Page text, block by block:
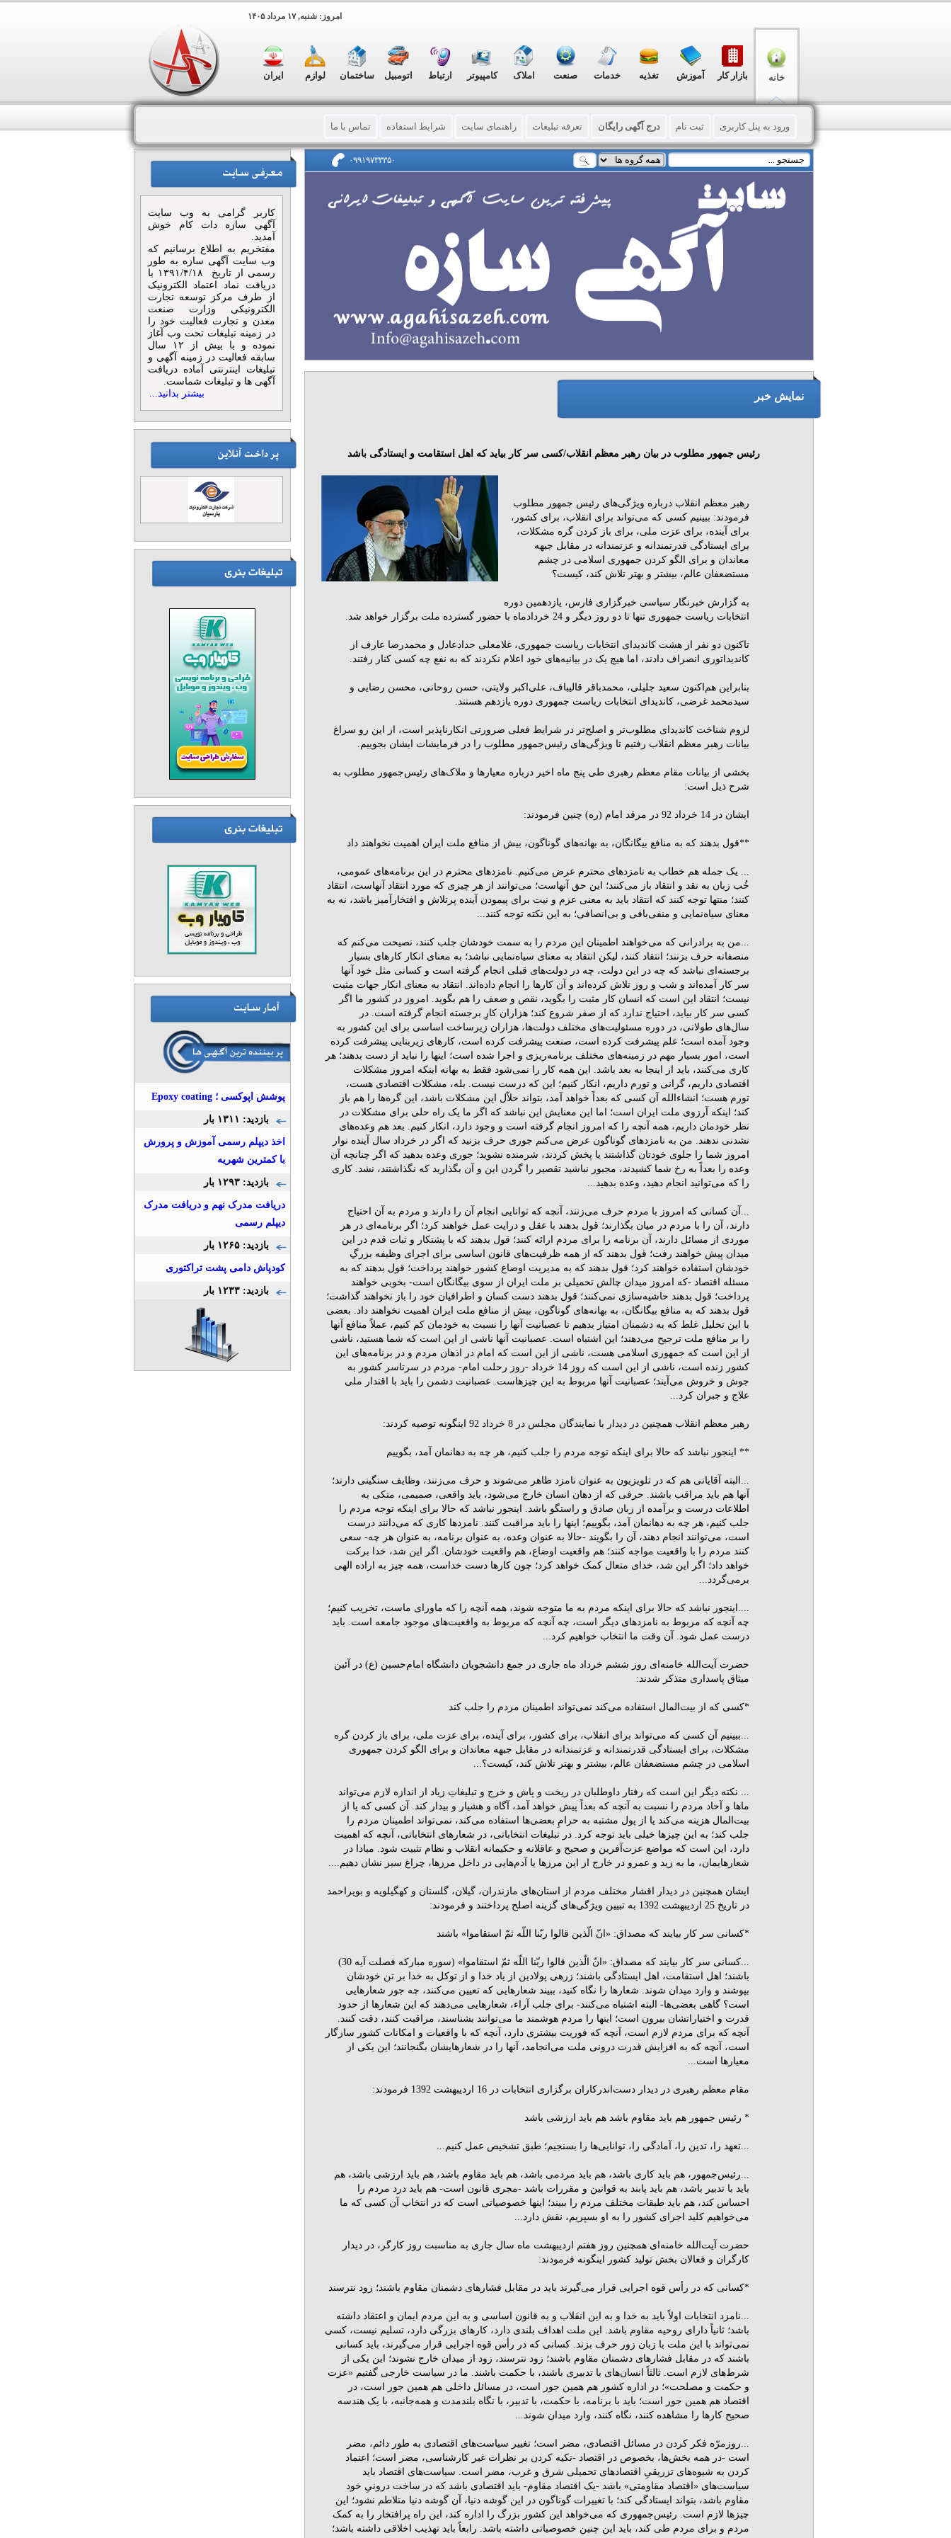
امروز: شنبه, ۱۷ مرداد ۱۴۰۵
خانه بازار کار آموزش تغذیه خدمات صنعت املاک کامپیوتر ارتباط اتومبیل ساختمان لوازم ایران
ورود به پنل کاربری ثبت نام درج آگهی رایگان تعرفه تبلیغات راهنمای سایت شرایط استفاده تماس با ما
۰۹۹۱۹۷۳۳۳۵۰
نمایش خبر
رئیس جمهور مطلوب در بیان رهبر معظم انقلاب/کسی سر کار بیاید که اهل استقامت و ایستادگی باشد
رهبر معظم انقلاب درباره ویژگی‌های رئیس ‌جمهور مطلوب
فرمودند: ببینیم کسى که می‌تواند براى انقلاب، براى کشور،
براى آینده، براى عزت ملى، براى باز کردن گره مشکلات،
براى ایستادگى قدرتمندانه و عزتمندانه در مقابل جبهه
معاندان و براى الگو کردن جمهورى اسلامى در چشم
مستضعفان عالم، بیشتر و بهتر تلاش کند، کیست؟
به گزارش خبرنگار سیاسی خبرگزاری فارس، یازدهمین دوره
انتخابات ریاست جمهوری تنها تا دو روز دیگر و 24 خردادماه با حضور گسترده ملت برگزار خواهد شد.
تاکنون دو نفر از هشت کاندیدای انتخابات ریاست جمهوری، غلامعلی حدادعادل و محمدرضا عارف از
کاندیداتوری انصراف دادند، اما هیچ یک در بیانیه‌های خود اعلام نکردند که به نفع چه کسی کنار رفتند.
بنابراین هم‌اکنون سعید جلیلی، محمدباقر قالیباف، علی‌اکبر ولایتی، حسن روحانی، محسن رضایی و
سیدمحمد غرضی، کاندیدای انتخابات ریاست جمهوری دوره یازدهم هستند.
لزوم شناخت کاندیدای مطلوب‌تر و اصلح‌تر در شرایط فعلی ضرورتی انکارناپذیر است، از این رو سراغ
بیانات رهبر معظم انقلاب رفتیم تا ویژگی‌های رئیس‌جمهور مطلوب را در فرمایشات ایشان بجوییم.
بخشی از بیانات مقام معظم رهبری طی پنج ماه اخیر درباره معیارها و ملاک‌های رئیس‌جمهور مطلوب به
شرح ذیل است:
ایشان در 14 خرداد 92 در مرقد امام (ره) چنین فرمودند:
**قول بدهند که به منافع بیگانگان، به بهانه‌هاى گوناگون، بیش از منافع ملت ایران اهمیت نخواهند داد
... یک جمله هم خطاب به نامزدهاى محترم عرض می‌کنیم. نامزدهاى محترم در این برنامه‌هاى عمومى،
خُب زبان به نقد و انتقاد باز می‌کنند؛ این حق آنهاست؛ می‌توانند از هر چیزى که مورد انتقاد آنهاست، انتقاد
کنند؛ منتها توجه کنند که انتقاد باید به معنى عزم و نیت براى پیمودن آینده پرتلاش و افتخارآمیز باشد، نه به
معناى سیاه‌نمایى و منفى‌بافى و بى‌انصافى؛ به این نکته توجه کنند...
...من به برادرانى که می‌خواهند اطمینان این مردم را به سمت خودشان جلب کنند، نصیحت می‌کنم که
منصفانه حرف بزنند؛ انتقاد کنند، لیکن انتقاد به معناى سیاه‌نمایی نباشد؛ به معناى انکار کارهاى بسیار
برجسته‌اى نباشد که چه در این دولت، چه در دولت‌هاى قبلى انجام گرفته است و کسانى مثل خود آنها
سر کار آمده‌اند و شب و روز تلاش کرده‌اند و آن کارها را انجام داده‌اند. انتقاد به معناى انکار جهات مثبت
نیست؛ انتقاد این است که انسان کار مثبت را بگوید، نقص و ضعف را هم بگوید. امروز در کشور ما اگر
کسى سر کار بیاید، احتیاج ندارد که از صفر شروع کند؛ هزاران کارِ برجسته انجام گرفته است. در
سال‌هاى طولانى، در دوره مسئولیت‌هاى مختلف دولت‌ها، هزاران زیرساخت اساسى براى این کشور به
وجود آمده است؛ علم پیشرفت کرده است، صنعت پیشرفت کرده است، کارهاى زیربنایى پیشرفت کرده
است، امور بسیار مهم در زمینه‌هاى مختلف برنامه‌ریزى و اجرا شده است؛ اینها را نباید از دست بدهند؛ هر
کارى می‌کنند، باید از اینجا به بعد باشد. این همه کار را نمی‌شود فقط به بهانه اینکه امروز مشکلات
اقتصادى داریم، گرانى و تورم داریم، انکار کنیم؛ این که درست نیست. بله، مشکلات اقتصادى هست،
تورم هست؛ انشاءالله آن کسى که بعداً خواهد آمد، بتواند حلاّل این مشکلات باشد، این گره‌ها را هم باز
کند؛ اینکه آرزوى ملت ایران است؛ اما این معنایش این نباشد که اگر ما یک راه حلى براى مشکلات در
نظر خودمان داریم، همه آنچه را که امروز انجام گرفته است و وجود دارد، انکار کنیم. بعد هم وعده‌هاى
نشدنى ندهند. من به نامزدهاى گوناگون عرض می‌کنم جورى حرف بزنید که اگر در خرداد سال آینده نوار
امروز شما را جلوى خودتان گذاشتند یا پخش کردند، شرمنده نشوید؛ جورى وعده بدهید که اگر چنانچه آن
وعده را بعداً به رخ شما کشیدند، مجبور نباشید تقصیر را گردن این و آن بگذارید که نگذاشتند، نشد. کارى
را که می‌توانید انجام دهید، وعده بدهید...
...آن کسانى که امروز با مردم حرف می‌زنند، آنچه که توانایی انجام آن را دارند و مردم به آن احتیاج
دارند، آن را با مردم در میان بگذارند؛ قول بدهند با عقل و درایت عمل خواهند کرد؛ اگر برنامه‌اى در هر
موردى از مسائل دارند، آن برنامه را براى مردم ارائه کنند؛ قول بدهند که با پشتکار و ثبات قدم در این
میدان پیش خواهند رفت؛ قول بدهند که از همه ظرفیت‌هاى قانون اساسى براى اجراى وظیفه بزرگِ
خودشان استفاده خواهند کرد؛ قول بدهند که به مدیریت اوضاع کشور خواهند پرداخت؛ قول بدهند که به
مسئله اقتصاد -که امروز میدان چالش تحمیلى بر ملت ایران از سوى بیگانگان است- بخوبى خواهند
پرداخت؛ قول بدهند حاشیه‌سازى نمی‌کنند؛ قول بدهند دست کسان و اطرافیان خود را باز نخواهند گذاشت؛
قول بدهند که به منافع بیگانگان، به بهانه‌هاى گوناگون، بیش از منافع ملت ایران اهمیت نخواهند داد. بعضى
با این تحلیل غلط که به دشمنان امتیاز بدهیم تا عصبانیت آنها را نسبت به خودمان کم کنیم، عملاً منافع آنها
را بر منافع ملت ترجیح می‌دهند؛ این اشتباه است. عصبانیت آنها ناشى از این است که شما هستید، ناشى
از این است که جمهورى اسلامى هست، ناشى از این است که امام در اذهان مردم و در برنامه‌هاى این
کشور زنده است، ناشى از این است که روز 14 خرداد -روز رحلت امام- مردم در سرتاسر کشور به
جوش و خروش مى‌آیند؛ عصبانیت آنها مربوط به این چیزهاست. عصبانیت دشمن را باید با اقتدار ملى
علاج و جبران کرد...
رهبر معظم انقلاب همچنین در دیدار با نمایندگان مجلس در 8 خرداد 92 اینگونه توصیه کردند:
** اینجور نباشد که حالا برای اینکه توجه مردم را جلب کنیم، هر چه به دهانمان آمد، بگوییم
...البته آقایانی هم که در تلویزیون به عنوان نامزد ظاهر می‌شوند و حرف می‌زنند، وظایف سنگینی دارند؛
آنها هم باید مراقب باشند. حرفی که از دهان انسان خارج می‌شود، باید واقعی، صمیمی، متکی به
اطلاعات درست و برآمده از زبان صادق و راستگو باشد. اینجور نباشد که حالا برای اینکه توجه مردم را
جلب کنیم، هر چه به دهانمان آمد، بگوییم؛ اینها را باید مراقبت کنند. نامزدها کاری که می‌دانند درست
است، می‌توانند انجام دهند، آن را بگویند -حالا به عنوان وعده، به عنوان برنامه، به عنوان هر چه- سعی
کنند مردم را با واقعیت مواجه کنند؛ هم واقعیت اوضاع، هم واقعیت خودشان. اگر این شد، خدا برکت
خواهد داد؛ اگر این شد، خدای متعال کمک خواهد کرد؛ چون کارها دست خداست، همه چیز به اراده الهی
برمی‌گردد...
....اینجور نباشد که حالا برای اینکه مردم به ما متوجه شوند، همه آنچه را که ماورای ماست، تخریب کنیم؛
چه آنچه که مربوط به نامزدهای دیگر است، چه آنچه که مربوط به واقعیت‌های موجود جامعه است. باید
درست عمل شود. آن وقت ما انتخاب خواهیم کرد...
حضرت آیت‌الله خامنه‌ای روز ششم خرداد ماه جاری در جمع دانشجویان دانشگاه امام‌حسین (ع) در آئین
میثاق پاسداری متذکر شدند:
*کسى که از بیت‌المال استفاده می‌کند نمی‌تواند اطمینان مردم را جلب کند
...ببینیم آن کسى که می‌تواند براى انقلاب، براى کشور، براى آینده، براى عزت ملى، براى باز کردن گره
مشکلات، براى ایستادگى قدرتمندانه و عزتمندانه در مقابل جبهه معاندان و براى الگو کردن جمهورى
اسلامى در چشم مستضعفان عالم، بیشتر و بهتر تلاش کند، کیست؟...
... نکته دیگر این است که رفتار داوطلبان در ریخت و پاش و خرج و تبلیغاتِ زیاد از اندازه لازم می‌تواند
ماها و آحاد مردم را نسبت به آنچه که بعداً پیش خواهد آمد، آگاه و هشیار و بیدار کند. آن کسى که یا از
بیت‌المال هزینه می‌کند یا از پول مشتبه به حرامِ بعضى‌ها استفاده می‌کند، نمی‌تواند اطمینان مردم را
جلب کند؛ به این چیزها خیلى باید توجه کرد. در تبلیغات انتخاباتى، در شعارهاى انتخاباتى، آنچه که اهمیت
دارد، این است که مواضع عزت‌آفرین و صحیح و عاقلانه و حکیمانه انقلاب و نظام تثبیت شود. مبادا در
شعارهایمان، ما به زید و عمرو در خارج از این مرزها یا آدم‌هایی در داخل مرزها، چراغ سبز نشان دهیم....
ایشان همچنین در دیدار اقشار مختلف مردم‌ از استان‌های مازندران، گیلان، گلستان و کهگیلویه و بویراحمد
در تاریخ 25 اردیبهشت 1392 به تبیین ویژگی‌های گزینه اصلح پرداختند و فرمودند:
*کسانى سر کار بیایند که مصداق: «انّ الّذین قالوا ربّنا اللّه ثمّ استقاموا» باشند
...کسانى سر کار بیایند که مصداق: «انّ الّذین قالوا ربّنا اللّه ثمّ استقاموا» (سوره مبارکه فصلت آیه 30)
باشند؛ اهل استقامت، اهل ایستادگى باشند؛ زرهى پولادین از یاد خدا و از توکل به خدا بر تن خودشان
بپوشند و وارد میدان شوند. شعارها را نگاه کنید، ببیند شعارهایى که تعیین می‌کنند، چه جور شعارهایى
است؟ گاهى بعضى‌ها- البته اشتباه می‌کنند- براى جلب آراء، شعارهایى می‌دهند که این شعارها از حدود
قدرت و اختیاراتشان بیرون است؛ اینها را مردم هوشمند ما می‌توانند بشناسند، مراقبت کنند، دقت کنند.
آنچه که براى مردم لازم است، آنچه که فوریت بیشترى دارد، آنچه که با واقعیات و امکانات کشور سازگار
است، آنچه که به افزایش قدرت درونى ملت مى‌انجامد، آنها را در شعارهایشان بگنجانند؛ این یکى از
معیارها است...
مقام معظم رهبری در دیدار دست‌اندرکاران برگزارى انتخابات در 16 اردیبهشت 1392 فرمودند:
* رئیس‌ جمهور هم باید مقاوم باشد هم باید ارزشی باشد
...تعهد را، تدین را، آمادگى را، توانایى‌ها را بسنجیم؛ طبق تشخیص عمل کنیم...
...رئیس‌جمهور، هم باید کارى باشد، هم باید مردمى باشد، هم باید مقاوم باشد، هم باید ارزشى باشد، هم
باید با تدبیر باشد، هم باید پابند به قوانین و مقررات باشد -مجرى قانون است- هم باید درد مردم را
احساس کند، هم باید طبقات مختلف مردم را ببیند؛ اینها خصوصیاتى است که در انتخاب آن کسى که ما
می‌خواهیم کلید اجرای کشور را به او بسپریم، نقش دارد...
حضرت آیت‌الله خامنه‌ای همچنین روز هفتم اردیبهشت ماه سال جاری به مناسبت روز کارگر، در دیدار
کارگران و فعالان بخش تولید کشور اینگونه فرمودند:
*کسانى که در رأس قوه اجرایی قرار می‌گیرند باید در مقابل فشارهاى دشمنان مقاوم باشند؛ زود نترسند
...نامزد انتخابات اولاً باید به خدا و به این انقلاب و به قانون اساسى و به این مردم ایمان و اعتقاد داشته
باشد؛ ثانیاً داراى روحیه مقاوم باشد. این ملت اهداف بلندى دارد، کارهاى بزرگى دارد، تسلیم نیست، کسى
نمی‌تواند با این ملت با زبان زور حرف بزند. کسانى که در رأس قوه اجرایی قرار می‌گیرند، باید کسانى
باشند که در مقابل فشارهاى دشمنان مقاوم باشند؛ زود نترسند، زود از میدان خارج نشوند؛ این یکى از
شرط‌هاى لازم است. ثالثاً انسان‌هاى با تدبیرى باشند، با حکمت باشند. ما در سیاست خارجى گفتیم «عزت
و حکمت و مصلحت»؛ در اداره کشور هم همین جور است، در مسائل داخلى هم همین جور است، در
اقتصاد هم همین جور است؛ باید با برنامه، با حکمت، با تدبیر، با نگاه بلندمدت و همه‌جانبه، با یک هندسه
صحیح کارها را مشاهده کنند، نگاه کنند، وارد میدان شوند...
...روزمرّه فکر کردن در مسائل اقتصادى، مضر است؛ تغییر سیاست‌هاى اقتصادى به طور دائم، مضر
است -در همه بخش‌ها، بخصوص در اقتصاد -تکیه کردن بر نظرات غیر کارشناسى، مضر است؛ اعتماد
کردن به شیوه‌هاى تزریقىِ اقتصادهاى تحمیلى شرق و غرب، مضر است. سیاست‌هاى اقتصاد باید
سیاست‌هاى «اقتصاد مقاومتى» باشد -یک اقتصاد مقاوم- باید اقتصادى باشد که در ساخت درونىِ خود
مقاوم باشد، بتواند ایستادگى کند؛ با تغییرات گوناگون در این گوشه دنیا، آن گوشه دنیا متلاطم نشود؛ این
چیزها لازم است. رئیس‌جمهورى که می‌خواهد این کشور بزرگ را اداره کند، این راه پرافتخار را به کمک
مردم و براى مردم طى کند، باید این چنین خصوصیاتى داشته باشد. رابعاً باید تهذیب اخلاقى داشته باشد؛
کاربر گرامی به وب سایت
آگهی سازه دات کام خوش
آمدید.
مفتخریم به اطلاع برسانیم که
وب سایت آگهی سازه به طور
رسمی از تاریخ ۱۳۹۱/۴/۱۸ با
دریافت نماد اعتماد الکترونیک
از طرف مرکز توسعه تجارت
الکترونیکی وزارت صنعت
معدن و تجارت فعالیت خود را
در زمینه تبلیغات تحت وب آغاز
نموده و با بیش از ۱۲ سال
سابقه فعالیت در زمینه آگهی و
تبلیغات اینترنتی آماده دریافت
آگهی ها و تبلیغات شماست.
بیشتر بدانید...
پوشش اپوکسی ؛ Epoxy coating
بازدید: ۱۳۱۱ بار
اخذ دیپلم رسمی آموزش و پرورش
با کمترین شهریه
بازدید: ۱۲۹۳ بار
دریافت مدرک نهم و دریافت مدرک
دیپلم رسمی
بازدید: ۱۲۶۵ بار
کودپاش دامی پشت تراکتوری
بازدید: ۱۲۳۳ بار